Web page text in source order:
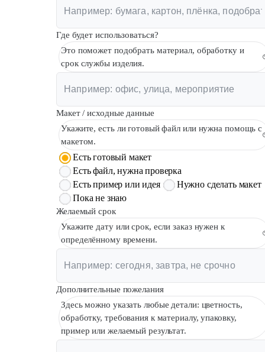
Где будет использоваться?
Это поможет подобрать материал, обработку и
срок службы изделия.
Макет / исходные данные
Укажите, есть ли готовый файл или нужна помощь с
макетом.
Есть готовый макет
Есть файл, нужна проверка
Есть пример или идея
Нужно сделать макет
Пока не знаю
Желаемый срок
Укажите дату или срок, если заказ нужен к
определённому времени.
Дополнительные пожелания
Здесь можно указать любые детали: цветность,
обработку, требования к материалу, упаковку,
пример или желаемый результат.